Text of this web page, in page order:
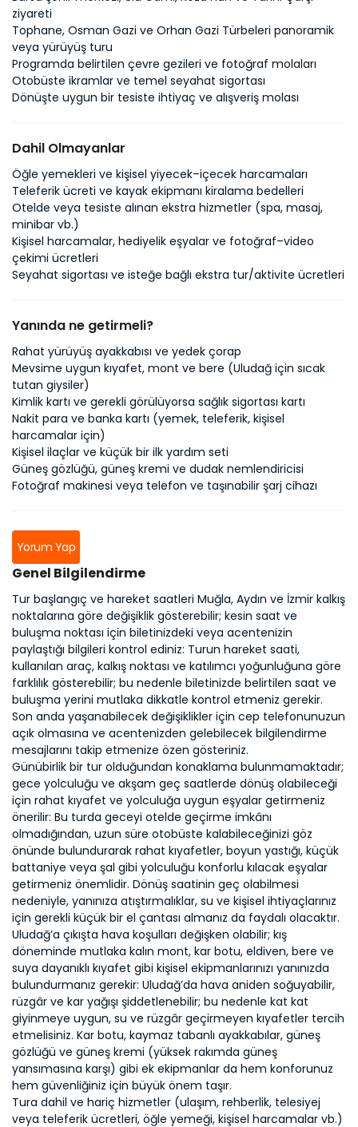
ziyareti
Tophane, Osman Gazi ve Orhan Gazi Türbeleri panoramik
veya yürüyüş turu
Programda belirtilen çevre gezileri ve fotoğraf molaları
Otobüste ikramlar ve temel seyahat sigortası
Dönüşte uygun bir tesiste ihtiyaç ve alışveriş molası
Dahil Olmayanlar
Öğle yemekleri ve kişisel yiyecek–içecek harcamaları
Teleferik ücreti ve kayak ekipmanı kiralama bedelleri
Otelde veya tesiste alınan ekstra hizmetler (spa, masaj,
minibar vb.)
Kişisel harcamalar, hediyelik eşyalar ve fotoğraf–video
çekimi ücretleri
Seyahat sigortası ve isteğe bağlı ekstra tur/aktivite ücretleri
Yanında ne getirmeli?
Rahat yürüyüş ayakkabısı ve yedek çorap
Mevsime uygun kıyafet, mont ve bere (Uludağ için sıcak
tutan giysiler)
Kimlik kartı ve gerekli görülüyorsa sağlık sigortası kartı
Nakit para ve banka kartı (yemek, teleferik, kişisel
harcamalar için)
Kişisel ilaçlar ve küçük bir ilk yardım seti
Güneş gözlüğü, güneş kremi ve dudak nemlendiricisi
Fotoğraf makinesi veya telefon ve taşınabilir şarj cihazı
Yorum Yap
Genel Bilgilendirme
Tur başlangıç ve hareket saatleri Muğla, Aydın ve İzmir kalkış
noktalarına göre değişiklik gösterebilir; kesin saat ve
buluşma noktası için biletinizdeki veya acentenizin
paylaştığı bilgileri kontrol ediniz: Turun hareket saati,
kullanılan araç, kalkış noktası ve katılımcı yoğunluğuna göre
farklılık gösterebilir; bu nedenle biletinizde belirtilen saat ve
buluşma yerini mutlaka dikkatle kontrol etmeniz gerekir.
Son anda yaşanabilecek değişiklikler için cep telefonunuzun
açık olmasına ve acentenizden gelebilecek bilgilendirme
mesajlarını takip etmenize özen gösteriniz.
Günübirlik bir tur olduğundan konaklama bulunmamaktadır;
gece yolculuğu ve akşam geç saatlerde dönüş olabileceği
için rahat kıyafet ve yolculuğa uygun eşyalar getirmeniz
önerilir: Bu turda geceyi otelde geçirme imkânı
olmadığından, uzun süre otobüste kalabileceğinizi göz
önünde bulundurarak rahat kıyafetler, boyun yastığı, küçük
battaniye veya şal gibi yolculuğu konforlu kılacak eşyalar
getirmeniz önemlidir. Dönüş saatinin geç olabilmesi
nedeniyle, yanınıza atıştırmalıklar, su ve kişisel ihtiyaçlarınız
için gerekli küçük bir el çantası almanız da faydalı olacaktır.
Uludağ’a çıkışta hava koşulları değişken olabilir; kış
döneminde mutlaka kalın mont, kar botu, eldiven, bere ve
suya dayanıklı kıyafet gibi kişisel ekipmanlarınızı yanınızda
bulundurmanız gerekir: Uludağ’da hava aniden soğuyabilir,
rüzgâr ve kar yağışı şiddetlenebilir; bu nedenle kat kat
giyinmeye uygun, su ve rüzgâr geçirmeyen kıyafetler tercih
etmelisiniz. Kar botu, kaymaz tabanlı ayakkabılar, güneş
gözlüğü ve güneş kremi (yüksek rakımda güneş
yansımasına karşı) gibi ek ekipmanlar da hem konforunuz
hem güvenliğiniz için büyük önem taşır.
Tura dahil ve hariç hizmetler (ulaşım, rehberlik, telesiyej
veya teleferik ücretleri, öğle yemeği, kişisel harcamalar vb.)